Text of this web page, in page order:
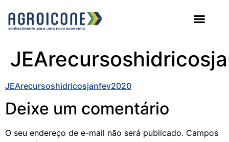
JEArecursoshidricosjanfev2020
Deixe um comentário
O seu endereço de e-mail não será publicado. Campos